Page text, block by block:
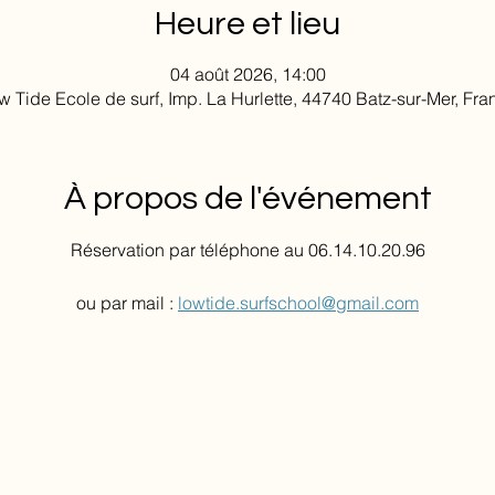
Heure et lieu
04 août 2026, 14:00
Tide Ecole de surf, Imp. La Hurlette, 44740 Batz-sur-Mer,
À propos de l'événement
Réservation par téléphone au 06.14.10.20.96
ou par mail : lowtide.surfschool@gmail.com